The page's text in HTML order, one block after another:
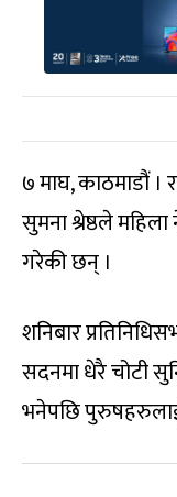
७ माघ, काठमाडौं ।
सुमना श्रेष्ठले
गरेकी छन् ।
शनिबार
सदनमा धेरै चोटी
भनेपछि